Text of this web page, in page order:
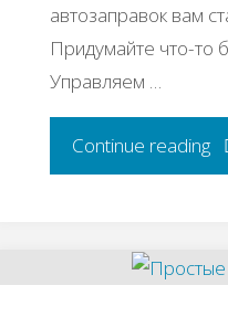
автозаправок вам
Придумайте что-то
Управляем …
Continue reading